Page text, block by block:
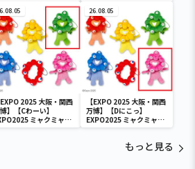
EXPO 2025 大阪・関西
】【Cわーい】
ミャクミャク
フルゴム紐付きぬい
26.08.05
【EXPO 2025 大阪・関西
万博】【Dにこっ】
EXPO2025 ミャクミャク
カラフルゴム紐付きぬい
もっと見る